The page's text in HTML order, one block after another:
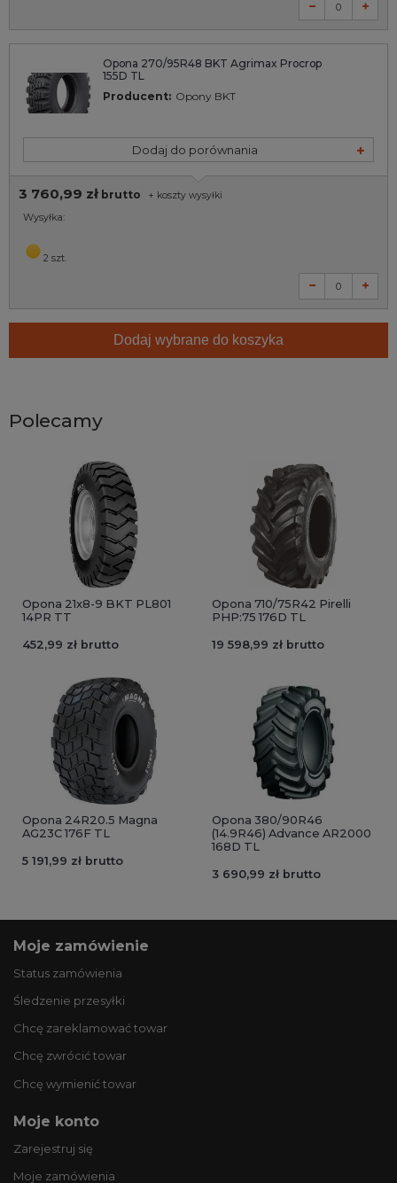
Opona 270/95R48 BKT Agrimax Procrop
155D TL
Producent: Opony BKT
Dodaj do porównania
3 760,99 zł brutto + koszty wysyłki
Wysyłka:
2 szt.
Dodaj wybrane do koszyka
Polecamy
Opona 21x8-9 BKT PL801
14PR TT
452,99 zł brutto
Opona 710/75R42 Pirelli
PHP:75 176D TL
19 598,99 zł brutto
Opona 24R20.5 Magna
AG23C 176F TL
5 191,99 zł brutto
Opona 380/90R46
(14.9R46) Advance AR2000
168D TL
3 690,99 zł brutto
Moje zamówienie
Status zamówienia
Śledzenie przesyłki
Chcę zareklamować towar
Chcę zwrócić towar
Chcę wymienić towar
Moje konto
Zarejestruj się
Moje zamówienia